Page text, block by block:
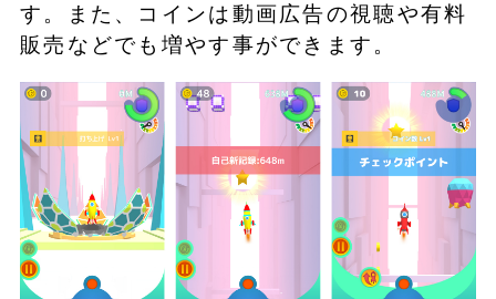
す。また、コインは動画広告の視聴や有料
販売などでも増やす事ができます。